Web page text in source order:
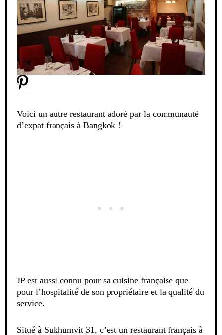
Voici un autre restaurant adoré par la communauté
d’expat français à Bangkok !
JP est aussi connu pour sa cuisine française que
pour l’hospitalité de son propriétaire et la qualité du
service.
Situé à Sukhumvit 31, c’est un restaurant français à